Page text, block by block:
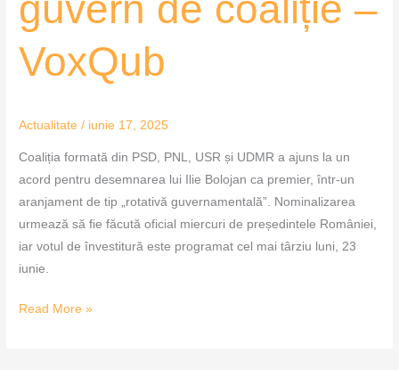
guvern de coaliție –
VoxQub
Actualitate / iunie 17, 2025
Coaliția formată din PSD, PNL, USR și UDMR a ajuns la un
acord pentru desemnarea lui Ilie Bolojan ca premier, într-un
aranjament de tip „rotativă guvernamentală”. Nominalizarea
urmează să fie făcută oficial miercuri de președintele României,
iar votul de învestitură este programat cel mai târziu luni, 23
iunie.
Read More »